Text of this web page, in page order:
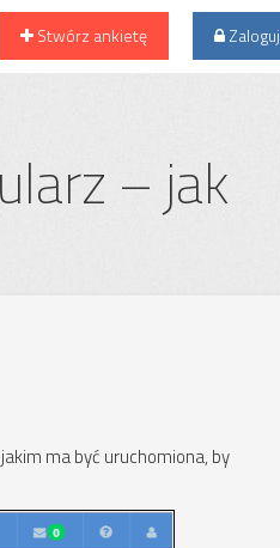
Stwórz ankietę Zaloguj
– jak
ma być uruchomiona, by